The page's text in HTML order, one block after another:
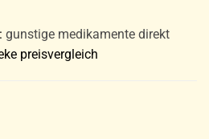
gunstige medikamente direkt
preisvergleich